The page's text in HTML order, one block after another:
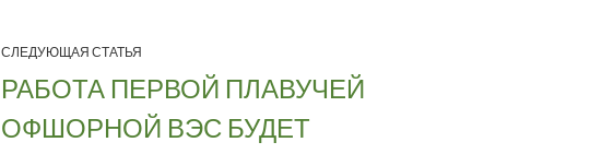
СЛЕДУЮЩАЯ СТАТЬЯ
РАБОТА ПЕРВОЙ ПЛАВУЧЕЙ
ОФШОРНОЙ ВЭС БУДЕТ